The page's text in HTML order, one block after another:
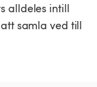
alldeles intill
samla ved till